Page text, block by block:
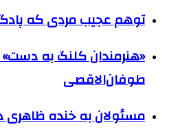
توهم عجیب مردی که
«هنرمندان کلنگ به دست»
طوفان‌الاقصی
مسئولان به خنده ظاهری